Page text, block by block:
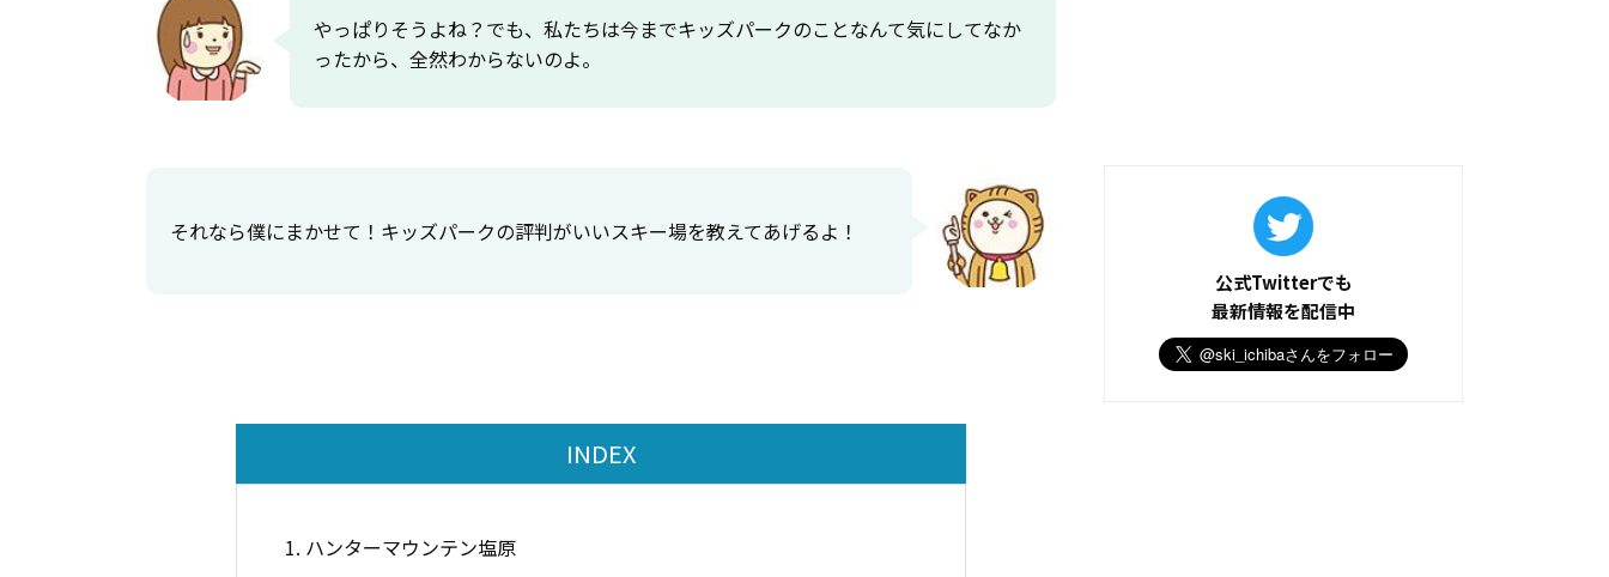
やっぱりそうよね？でも、私たちは今までキッズパークのことなんて気にしてなか
ったから、全然わからないのよ。
それなら僕にまかせて！キッズパークの評判がいいスキー場を教えてあげるよ！
INDEX
1. ハンターマウンテン塩原
公式Twitterでも
最新情報を配信中